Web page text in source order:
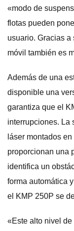
«modo de
flotas pueden
usuario. Gracias a
móvil también es
Además de una
disponible una
garantiza que el
interrupciones. La
láser montados
proporcionan una
identifica un
forma automática
el KMP 250P se
«Este alto nivel